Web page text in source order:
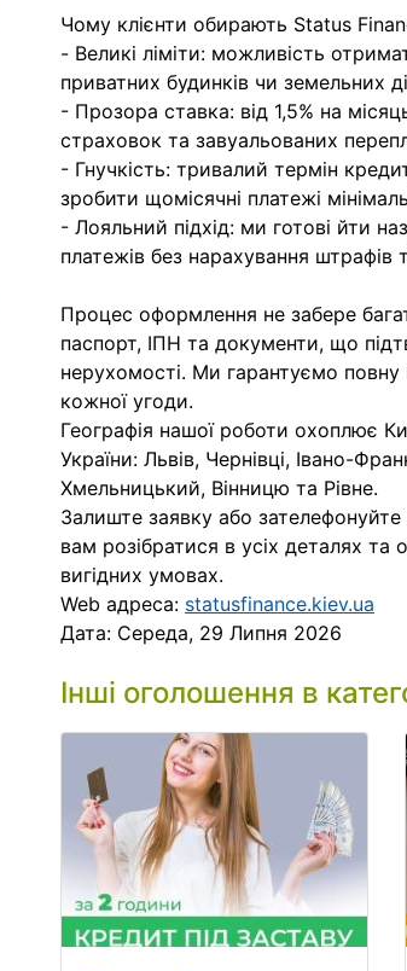
Чому клієнти обирають Status
- Великі ліміти: можливість
приватних будинків чи земельних
- Прозора ставка: від 1,5% на
страховок та завуальованих
- Гнучкість: тривалий термін
зробити щомісячні платежі
- Лояльний підхід: ми готові йти
платежів без нарахування штрафів
Процес оформлення не забере
паспорт, ІПН та документи, що
нерухомості. Ми гарантуємо повну
кожної угоди.
Географія нашої роботи охоплює
України: Львів, Чернівці, Івано-
Хмельницький, Вінницю та Рівне.
Залиште заявку або
вам розібратися в усіх деталях
вигідних умовах.
Web адреса: statusfinance.kiev.ua
Дата: Середа, 29 Липня 2026
Інші оголошення в